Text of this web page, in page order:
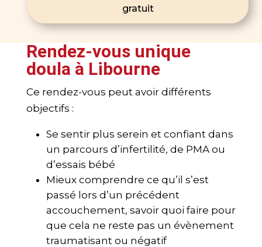
gratuit
Rendez-vous unique
doula à Libourne
Ce rendez-vous peut avoir différents
objectifs :
Se sentir plus serein et confiant dans
un parcours d’infertilité, de PMA ou
d’essais bébé
Mieux comprendre ce qu’il s’est
passé lors d’un précédent
accouchement, savoir quoi faire pour
que cela ne reste pas un évènement
traumatisant ou négatif